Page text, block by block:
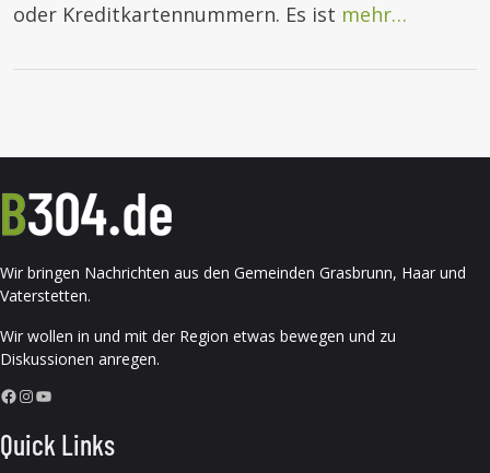
oder Kreditkartennummern. Es ist mehr…
Wir bringen Nachrichten aus den Gemeinden Grasbrunn, Haar und
Vaterstetten.
Wir wollen in und mit der Region etwas bewegen und zu
Diskussionen anregen.
Facebook InstagramYouTube
Quick Links